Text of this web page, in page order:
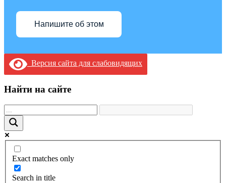
Напишите об этом
Версия сайта для слабовидящих
Найти на сайте
Exact matches only
Search in title